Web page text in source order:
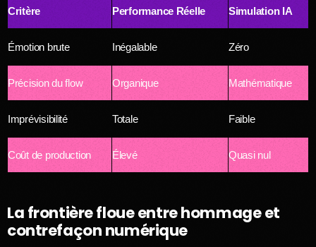
Critère Performance Réelle Simulation IA
Émotion brute Inégalable Zéro
Précision du flow Organique Mathématique
Imprévisibilité Totale Faible
Coût de production Élevé Quasi nul
La frontière floue entre hommage et
contrefaçon numérique